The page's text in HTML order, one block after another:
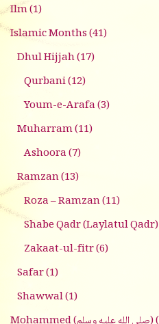
Ilm(1)
Islamic Months(41)
Dhul Hijjah(17)
Qurbani(12)
Youm-e-Arafa(3)
Muharram(11)
Ashoora(7)
Ramzan(13)
Roza – Ramzan(11)
Shabe Qadr (Laylatul Qadr)
Zakaat-ul-fitr(6)
Safar(1)
Shawwal(1)